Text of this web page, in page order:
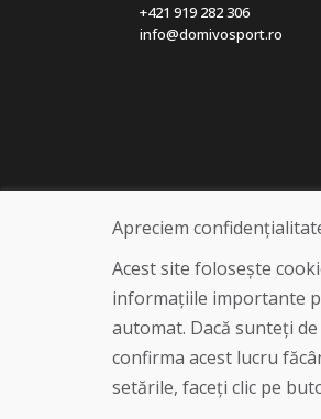
+421 919 282 306
info@domivosport.ro
Apreciem
Acest site folosește
informațiile importante
automat. Dacă sunteți
confirma acest lucru
setările, faceți clic pe